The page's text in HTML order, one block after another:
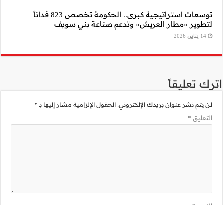
توسعات استراتيجية كبرى.. الحكومة تخصص 823 فداناً
سويف
مشار إليها بـ*